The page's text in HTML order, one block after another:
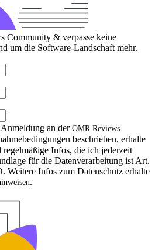
Community & verpasse keine
um die Software-Landschaft mehr.
an derOMR Reviews
beschrieben, erhalte
Infos, die ich jederzeit
für die Datenverarbeitung ist Art.
Weitere Infos zum Datenschutz erhalte
.